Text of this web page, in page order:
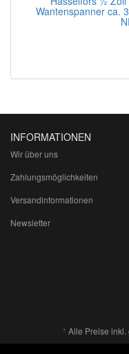
Wantenspanner ca.
INFORMATIONEN
Wir über uns
Zahlungsmöglichkeiten
Versandinformationen
Newsletter
* Alle Preise inkl.